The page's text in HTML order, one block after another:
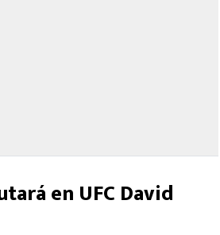
en UFC David